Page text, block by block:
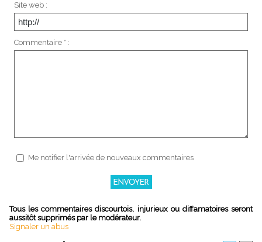
Site web :
Commentaire * :
Me notifier l'arrivée de nouveaux commentaires
Tous les commentaires discourtois, injurieux ou diffamatoires seront
aussitôt supprimés par le modérateur.
Signaler un abus